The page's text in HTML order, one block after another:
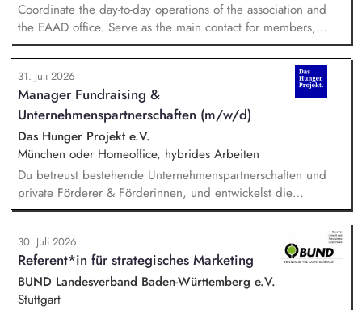
Coordinate the day-to-day operations of the association and
the EAAD office. Serve as the main contact for members,
partners and general enquiries. Support the Board of
Directors by organising meetings, preparing documents and
following up on decisions. Coordinate the association's
website, newsletters and social media. Support awareness
campaigns and communication activities. Coordinate and
develop EAAD's fundraising activities.
31. Juli 2026
Manager Fundraising &
Unternehmenspartnerschaften (m/w/d)
Das Hunger Projekt e.V.
München oder Homeoffice, hybrides Arbeiten
Du betreust bestehende Unternehmenspartnerschaften und
private Förderer & Förderinnen, und entwickelst die
Zusammenarbeit systematisch weiter. Du identifizierst neue
Unternehmen und Förderer & Förderinnen und sprichst sie
aktiv an. Du planst und setzt Fundraising-Maßnahmen
eigenständig um und verfolgst deren Ergebnisse. Du
arbeitest eng mit der Landesdirektion, dem Marketing und
unseren Programmkollegen zusammen.
30. Juli 2026
Referent*in für strategisches Marketing
BUND Landesverband Baden-Württemberg e.V.
Stuttgart